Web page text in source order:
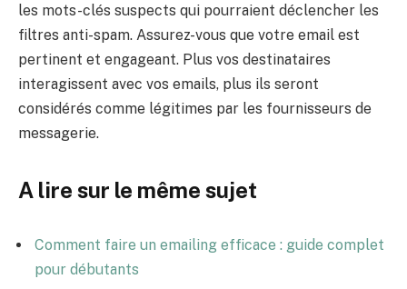
les mots-clés suspects qui pourraient déclencher les
filtres anti-spam. Assurez-vous que votre email est
pertinent et engageant. Plus vos destinataires
interagissent avec vos emails, plus ils seront
considérés comme légitimes par les fournisseurs de
messagerie.
A lire sur le même sujet
Comment faire un emailing efficace : guide complet
pour débutants